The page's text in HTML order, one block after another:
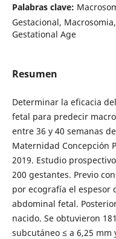
Palabras clave:
Gestacional,
Gestational Age
Resumen
Determinar la eficacia
fetal para predecir
entre 36 y 40 semanas
Maternidad Concepción
2019. Estudio
200 gestantes. Previo
por ecografía el espesor
abdominal fetal.
nacido. Se obtuvieron
subcutáneo ≤ a 6,25 mm